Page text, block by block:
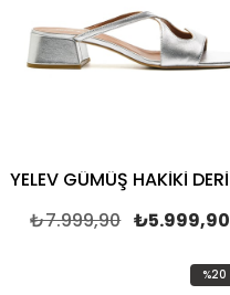
₺5.999,90
₺7.999,90
%20